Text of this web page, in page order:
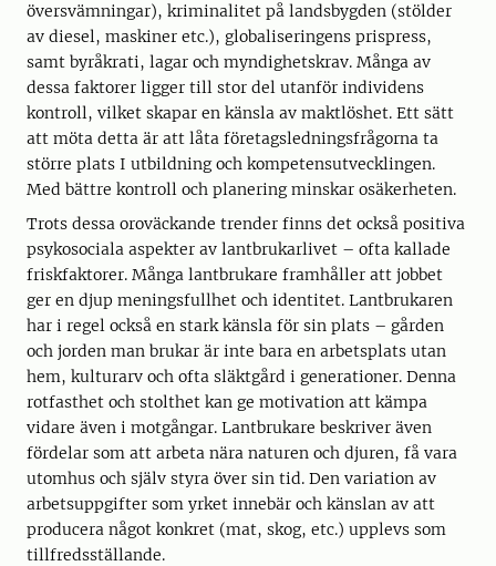
översvämningar), kriminalitet på landsbygden (stölder
av diesel, maskiner etc.), globaliseringens prispress,
samt byråkrati, lagar och myndighetskrav. Många av
dessa faktorer ligger till stor del utanför individens
kontroll, vilket skapar en känsla av maktlöshet. Ett sätt
att möta detta är att låta företagsledningsfrågorna ta
större plats I utbildning och kompetensutvecklingen.
Med bättre kontroll och planering minskar osäkerheten.
Trots dessa oroväckande trender finns det också positiva
psykosociala aspekter av lantbrukarlivet – ofta kallade
friskfaktorer. Många lantbrukare framhåller att jobbet
ger en djup meningsfullhet och identitet. Lantbrukaren
har i regel också en stark känsla för sin plats – gården
och jorden man brukar är inte bara en arbetsplats utan
hem, kulturarv och ofta släktgård i generationer. Denna
rotfasthet och stolthet kan ge motivation att kämpa
vidare även i motgångar. Lantbrukare beskriver även
fördelar som att arbeta nära naturen och djuren, få vara
utomhus och själv styra över sin tid. Den variation av
arbetsuppgifter som yrket innebär och känslan av att
producera något konkret (mat, skog, etc.) upplevs som
tillfredsställande.